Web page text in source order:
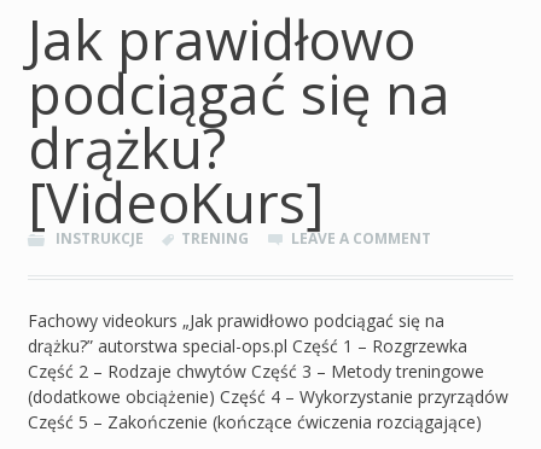
Jak prawidłowo
podciągać się na
drążku?
[VideoKurs]
INSTRUKCJE TRENING LEAVE A COMMENT
Fachowy videokurs „Jak prawidłowo podciągać się na
drążku?” autorstwa special-ops.pl Część 1 – Rozgrzewka
Część 2 – Rodzaje chwytów Część 3 – Metody treningowe
(dodatkowe obciążenie) Część 4 – Wykorzystanie przyrządów
Część 5 – Zakończenie (kończące ćwiczenia rozciągające)